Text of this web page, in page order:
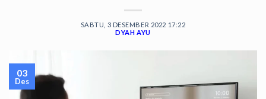
SABTU, 3 DESEMBER 2022 17:22
DYAH AYU
03
Des